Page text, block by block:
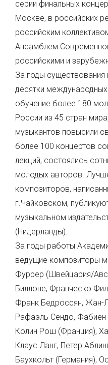
серии финальных
Москве, в российских
российским
Ансамблем
российскими и
За годы существования
десятки
обучение более 180
России из 45 стран
музыкантов повысили
более 100 концертов
лекций, состоялись
молодых авторов.
композиторов,
г.Чайковском,
музыкальном
(Нидерланды).
За годы работы
ведущие композиторы
Фуррер (Швейцария/
Биллоне, Франческо
Франк Бедроссян, Жан-
Рафаэль Сендо,
Колин Рош (Франция),
Клаус Ланг, Петер
Баухкольт (Германия),